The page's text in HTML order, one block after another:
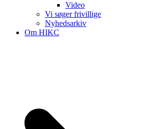
Video
Vi søger frivillige
Nyhedsarkiv
Om HIKC